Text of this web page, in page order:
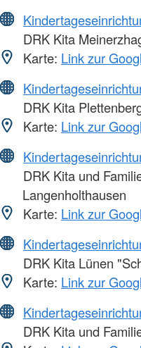
DRK Kita
Karte: Link zur
DRK Kita
Karte: Link zur
DRK Kita und
Langenholthausen
Karte: Link zur
DRK Kita Lünen
Karte: Link zur
DRK Kita und